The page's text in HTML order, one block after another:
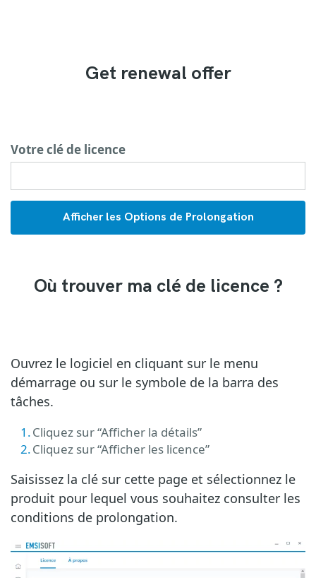
Get renewal offer
Votre clé de licence
Afficher les Options de Prolongation
Où trouver ma clé de licence ?
Ouvrez le logiciel en cliquant sur le menu
démarrage ou sur le symbole de la barra des
tâches.
Cliquez sur “Afficher la détails”
Cliquez sur “Afficher les licence”
Saisissez la clé sur cette page et sélectionnez le
produit pour lequel vous souhaitez consulter les
conditions de prolongation.